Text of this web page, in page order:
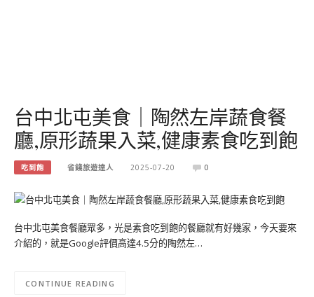
台中北屯美食｜陶然左岸蔬食餐
廳,原形蔬果入菜,健康素食吃到飽
吃到飽 省錢旅遊達人 2025-07-20 0
台中北屯美食餐廳眾多，光是素食吃到飽的餐廳就有好幾家，今天要來
介紹的，就是Google評價高達4.5分的陶然左…
CONTINUE READING